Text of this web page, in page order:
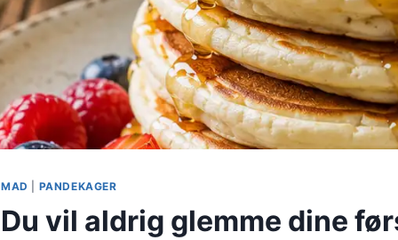
MAD PANDEKAGER
Du vil aldrig glemme dine